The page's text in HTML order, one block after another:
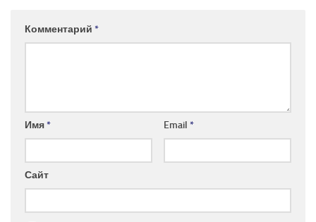
Комментарий *
Имя* Email *
Сайт